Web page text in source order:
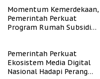
Momentum Kemerdekaan,
Pemerintah Perkuat
Program Rumah Subsidi
Pemerintah Perkuat
Ekosistem Media Digital
Nasional Hadapi Perang